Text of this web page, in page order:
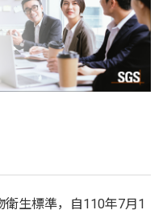
生標準，自110年7月1